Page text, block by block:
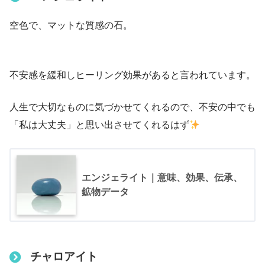
空色で、マットな質感の石。
不安感を緩和しヒーリング効果があると言われています。
人生で大切なものに気づかせてくれるので、不安の中でも
「私は大丈夫」と思い出させてくれるはず
エンジェライト｜意味、効果、伝承、
鉱物データ
チャロアイト